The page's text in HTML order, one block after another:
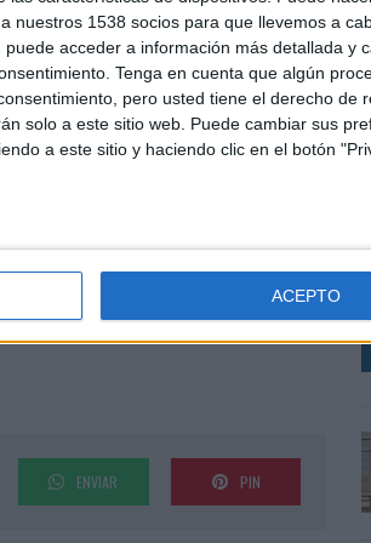
nuestros 1538 socios para que llevemos a
acceder a información más detallada y
Tenga en cuenta que algún
pero usted tiene el derecho de
solo a este sitio web. Puede cambiar sus
a este sitio y haciendo clic en el botón
ACEPTO
de resultados.
ha anunciado un crecimiento en
MM de euros en 2020.
que complementara el equipo
las más eficientes soluciones de
en las distintas plataformas
dar un paso más en esta nueva
Gonzalo Casas,
ENVIAR PIN